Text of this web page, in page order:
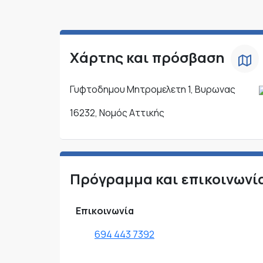
Χάρτης και πρόσβαση
Γυφτοδημου Μητρομελετη 1, Βυρωνας
16232, Νομός Αττικής
Πρόγραμμα και
Επικοινωνία
694 443 7392